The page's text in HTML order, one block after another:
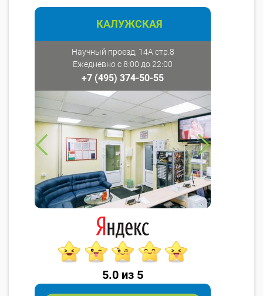
КАЛУЖСКАЯ
Научный проезд, 14А стр.8
Ежедневно с 8:00 до 22:00
+7 (495) 374-50-55
5.0 из 5